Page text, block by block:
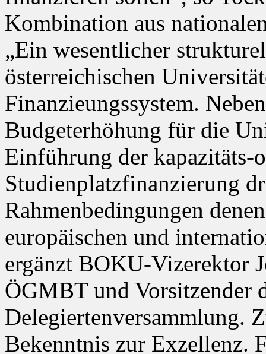
Kombination aus
„Ein wesentlicher
österreichischen
Finanzieungssystem.
Budgeterhöhung für die
Einführung der kapazitäts-
Studienplatzfinanzierung
Rahmenbedingungen
europäischen und
ergänzt BOKU-Vizerektor
ÖGMBT und Vorsitzender
Delegiertenversammlung.
Bekenntnis zur Exzellenz.